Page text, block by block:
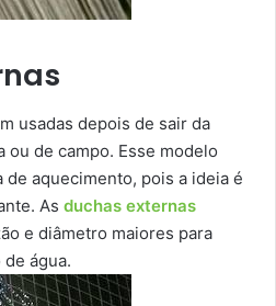
usadas depois de sair da
ou de campo. Esse modelo
aquecimento, pois a ideia é
As duchas externas
e diâmetro maiores para
água.